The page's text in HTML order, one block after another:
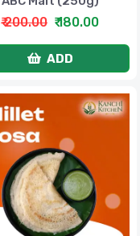
₹ 200.00 ₹ 180.00
ADD